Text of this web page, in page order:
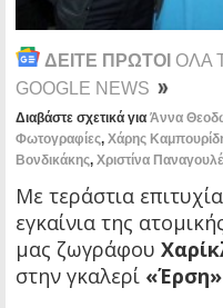
ΔΕΙΤΕ ΠΡΩΤΟΙ ΟΛΑ
GOOGLE NEWS
Διαβάστε σχετικά για Άννα
Φωτογραφίες, Χάρης
Βονδικάκης, Χριστίνα
Με τεράστια
εγκαίνια της
μας ζωγράφου
στην γκαλερί «Έρση»